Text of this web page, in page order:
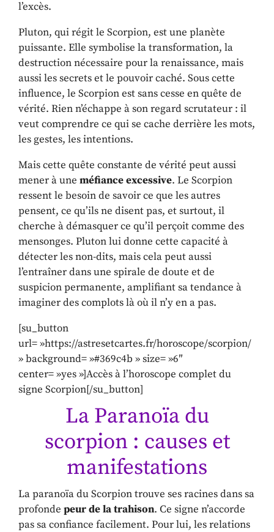
l’excès.
Pluton, qui régit le Scorpion, est une planète
puissante. Elle symbolise la transformation, la
destruction nécessaire pour la renaissance, mais
aussi les secrets et le pouvoir caché. Sous cette
influence, le Scorpion est sans cesse en quête de
vérité. Rien n’échappe à son regard scrutateur : il
veut comprendre ce qui se cache derrière les mots,
les gestes, les intentions.
Mais cette quête constante de vérité peut aussi
mener à une méfiance excessive. Le Scorpion
ressent le besoin de savoir ce que les autres
pensent, ce qu’ils ne disent pas, et surtout, il
cherche à démasquer ce qu’il perçoit comme des
mensonges. Pluton lui donne cette capacité à
détecter les non-dits, mais cela peut aussi
l’entraîner dans une spirale de doute et de
suspicion permanente, amplifiant sa tendance à
imaginer des complots là où il n’y en a pas.
[su_button
url= »https://astresetcartes.fr/horoscope/scorpion/
» background= »#369c4b » size= »6″
center= »yes »]Accès à l’horoscope complet du
signe Scorpion[/su_button]
La Paranoïa du
scorpion : causes et
manifestations
La paranoïa du Scorpion trouve ses racines dans sa
profonde peur de la trahison. Ce signe n’accorde
pas sa confiance facilement. Pour lui, les relations